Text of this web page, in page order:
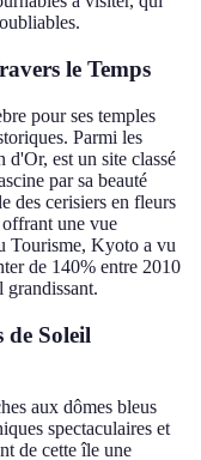
le Temps
pour ses temples
Parmi les
d'Or, est un site classé
par sa beauté
des cerisiers en fleurs
une vue
Tourisme, Kyoto a vu
de 140% entre 2010
grandissant.
de Soleil
aux dômes bleus
spectaculaires et
de cette île une